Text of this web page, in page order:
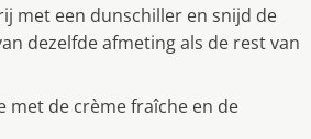
met een dunschiller en snijd de
dezelfde afmeting als de rest van
met de crème fraîche en de